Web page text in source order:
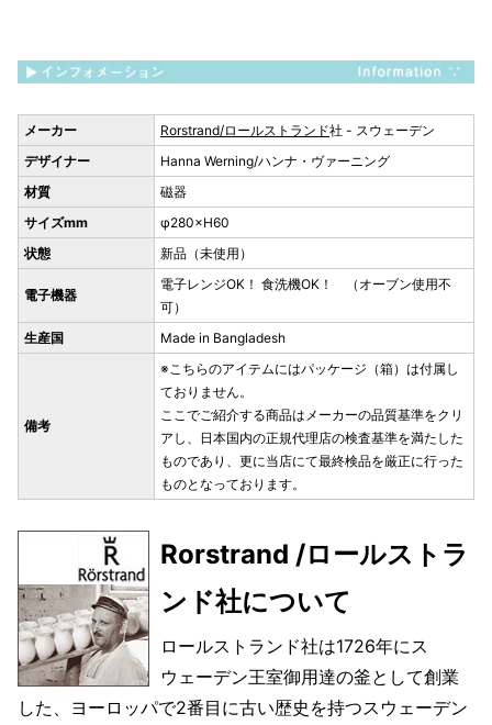
メーカー Rorstrand/ロールストランド社 - スウェーデン
デザイナー
Hanna Werning/ハンナ・ヴァーニング
材質
磁器
サイズmm
φ280×H60
状態
新品（未使用）
電子機器
電子レンジOK！ 食洗機OK！ （オーブン使用不
可）
生産国
Made in Bangladesh
備考
※こちらのアイテムにはパッケージ（箱）は付属し
ておりません。
ここでご紹介する商品はメーカーの品質基準をクリ
アし、日本国内の正規代理店の検査基準を満たした
ものであり、更に当店にて最終検品を厳正に行った
ものとなっております。
Rorstrand /ロールストラ
ンド社について
ロールストランド社は1726年にス
ウェーデン王室御用達の釜として創業
した、ヨーロッパで2番目に古い歴史を持つスウェーデン